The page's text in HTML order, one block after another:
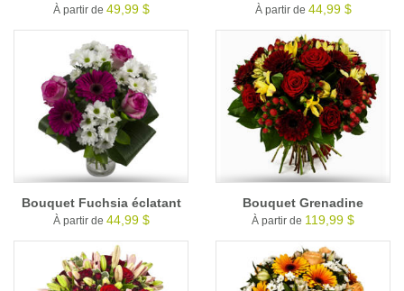
À partir de 49,99 $ À partir de 44,99 $
Bouquet Fuchsia éclatant
À partir de 44,99 $
Bouquet Grenadine
À partir de 119,99 $